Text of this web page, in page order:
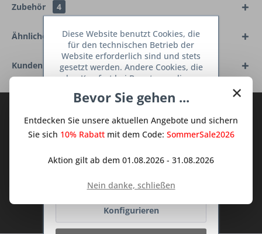
Zubehör 4
Ähnliche Artikel
Kunden haben sich ebenfalls angesehen
TraumKüche Newsletter und verpassen
Sie keine Neuigkeit oder Aktion mehr aus
Ich habe dieDatenschutzbestimmungen
zur Kenntnis genommen.
×
Bevor Sie gehen ...
Entdecken Sie unsere aktuellen Angebote und sichern
Sie sich 10% Rabattmit dem Code: SommerSale2026
Aktion gilt ab dem 01.08.2026 - 31.08.2026
Nein danke, schließen
Diese Website benutzt Cookies, die
für den technischen Betrieb der
Website erforderlich sind und stets
gesetzt werden. Andere Cookies, die
den Komfort bei Benutzung dieser
dienen oder die Interaktion mit
Netzwerken vereinfachen sollen,
werden nur mit Ihrer Zustimmung
Ablehnen
Konfigurieren